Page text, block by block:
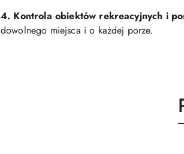
4. Kontrola obiektów rekreacyjnych i
dowolnego miejsca i o każdej porze.